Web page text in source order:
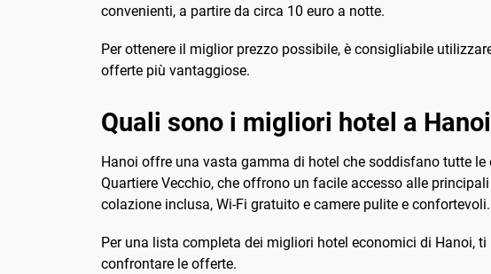
convenienti, a partire da circa 10 euro a notte.
Per ottenere il miglior prezzo possibile, è consigliabile
offerte più vantaggiose.
Quali sono i migliori hotel a Hanoi
Hanoi offre una vasta gamma di hotel che soddisfano tutte
Quartiere Vecchio, che offrono un facile accesso alle
colazione inclusa, Wi-Fi gratuito e camere pulite e confortevoli.
Per una lista completa dei migliori hotel economici di Hanoi,
confrontare le offerte.